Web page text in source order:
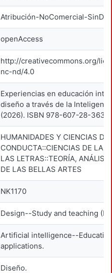
Atribución-NoComercial-
openAccess
http://creativecommons.org/
nc-nd/4.0
Experiencias en educación
diseño a través de la
(2026). ISBN 978-607-28-
HUMANIDADES Y CIENCIAS DE
CONDUCTA::CIENCIAS DE LAS
LAS LETRAS::TEORÍA,
DE LAS BELLAS ARTES
NK1170
Design--Study and teaching
Artificial intelligence--
applications.
Diseño.